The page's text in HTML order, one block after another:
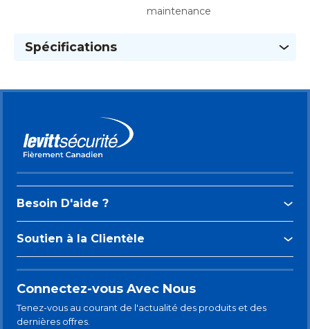
maintenance
Spécifications
Besoin D'aide ?
Soutien à la Clientèle
Connectez-vous Avec Nous
Tenez-vous au courant de l'actualité des produits et des
dernières offres.